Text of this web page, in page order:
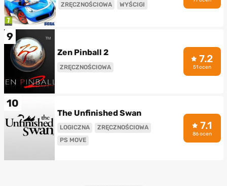
ZRĘCZNOŚCIOWA WYŚCIGI
9
Zen Pinball 2
ZRĘCZNOŚCIOWA
7.2
51 ocen
10
The Unfinished Swan
LOGICZNA
ZRĘCZNOŚCIOWA
PS MOVE
7.1
86 ocen